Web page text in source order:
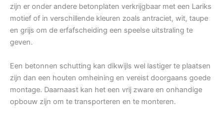
zijn er onder andere betonplaten verkrijgbaar met een Lariks
motief of in verschillende kleuren zoals antraciet, wit, taupe
en grijs om de erfafscheiding een speelse uitstraling te
geven.
Een betonnen schutting kan dikwijls wel lastiger te plaatsen
zijn dan een houten omheining en vereist doorgaans goede
montage. Daarnaast kan het een vrij zware en onhandige
opbouw zijn om te transporteren en te monteren.